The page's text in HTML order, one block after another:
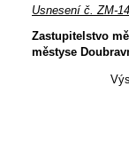
Usnesení č. ZM-
Zastupitelstvo
městyse